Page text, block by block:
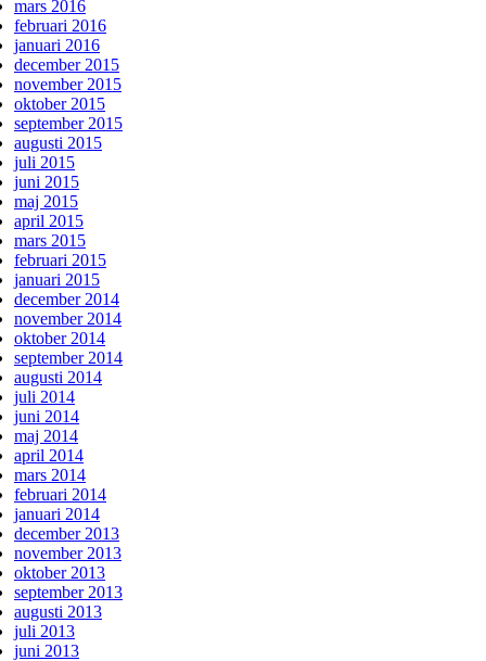
mars 2016
februari 2016
januari 2016
december 2015
november 2015
oktober 2015
september 2015
augusti 2015
juli 2015
juni 2015
maj 2015
april 2015
mars 2015
februari 2015
januari 2015
december 2014
november 2014
oktober 2014
september 2014
augusti 2014
juli 2014
juni 2014
maj 2014
april 2014
mars 2014
februari 2014
januari 2014
december 2013
november 2013
oktober 2013
september 2013
augusti 2013
juli 2013
juni 2013